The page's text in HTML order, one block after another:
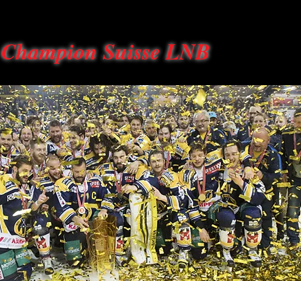
Champion Suisse LNB